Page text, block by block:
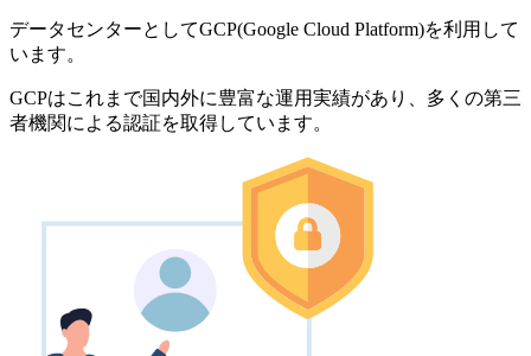
データセンターとしてGCP(Google Cloud Platform)を利用して
います。
GCPはこれまで国内外に豊富な運用実績があり、多くの第三
者機関による認証を取得しています。